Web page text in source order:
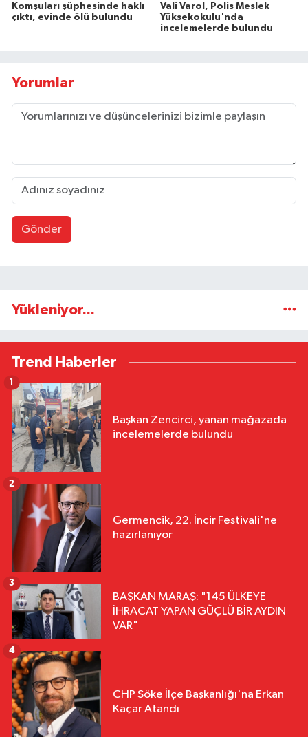
Komşuları şüphesinde haklı
çıktı, evinde ölü bulundu
Vali Varol, Polis Meslek
Yüksekokulu'nda
incelemelerde bulundu
Yorumlar
Gönder
Yükleniyor...
Trend Haberler
Başkan Zencirci, yanan mağazada
incelemelerde bulundu
1
Germencik, 22. İncir Festivali'ne
hazırlanıyor
2
BAŞKAN MARAŞ: "145 ÜLKEYE
İHRACAT YAPAN GÜÇLÜ BİR AYDIN
VAR"
3
CHP Söke İlçe Başkanlığı'na Erkan
Kaçar Atandı
4